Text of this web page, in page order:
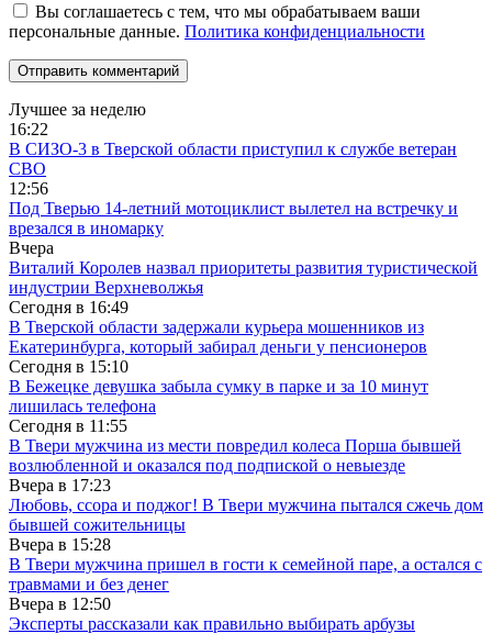
Вы соглашаетесь с тем, что мы обрабатываем ваши
персональные данные. Политика конфиденциальности
Лучшее за неделю
16:22
В СИЗО-3 в Тверской области приступил к службе ветеран
СВО
12:56
Под Тверью 14-летний мотоциклист вылетел на встречку и
врезался в иномарку
Вчера
Виталий Королев назвал приоритеты развития туристической
индустрии Верхневолжья
Сегодня в 16:49
В Тверской области задержали курьера мошенников из
Екатеринбурга, который забирал деньги у пенсионеров
Сегодня в 15:10
В Бежецке девушка забыла сумку в парке и за 10 минут
лишилась телефона
Сегодня в 11:55
В Твери мужчина из мести повредил колеса Порша бывшей
возлюбленной и оказался под подпиской о невыезде
Вчера в 17:23
Любовь, ссора и поджог! В Твери мужчина пытался сжечь дом
бывшей сожительницы
Вчера в 15:28
В Твери мужчина пришел в гости к семейной паре, а остался с
травмами и без денег
Вчера в 12:50
Эксперты рассказали как правильно выбирать арбузы